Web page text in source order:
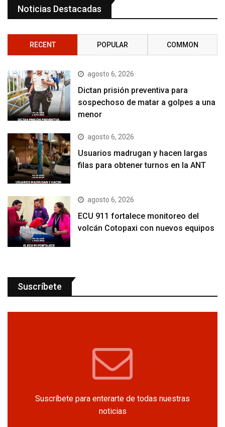
Noticias Destacadas
RECENT POPULAR COMMON
agosto 6, 2026
Dictan prisión preventiva para
sospechoso de matar a golpes a una
menor
agosto 6, 2026
Usuarios madrugan y hacen largas
filas para obtener turnos en la ANT
agosto 6, 2026
ECU 911 fortalece monitoreo del
volcán Cotopaxi con nuevos equipos
Suscríbete
Suscríbete para enterarte de todas nuestras
noticias